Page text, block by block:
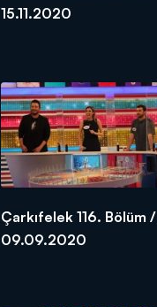
15.11.2020
Çarkıfelek 116. Bölüm /
09.09.2020